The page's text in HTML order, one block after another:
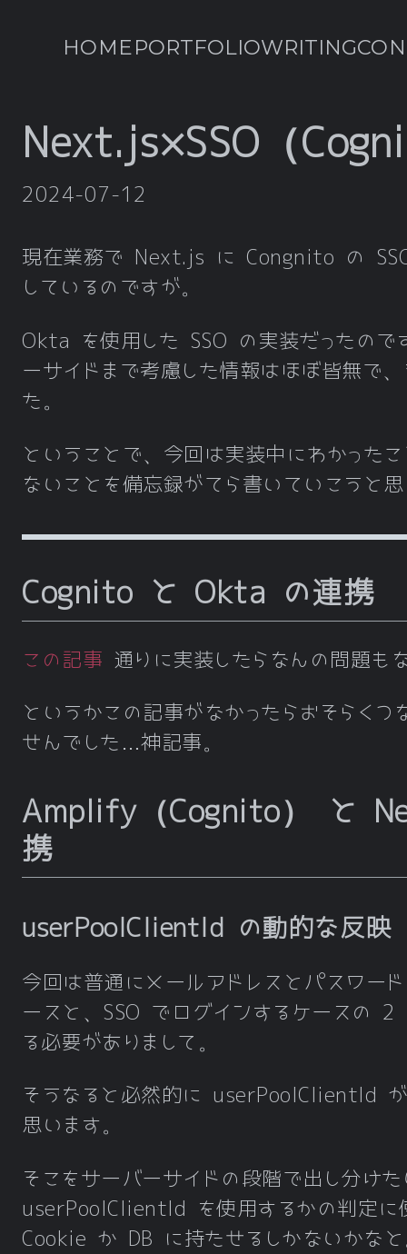
HOMEPORTFOLIOWRITING
Next.js×SSO（
2024-07-12
現在業務で Next.js に Congnito の
しているのですが。
Okta を使用した SSO の実装だったので
ーサイドまで考慮した情報はほぼ皆無で、
た。
ということで、今回は実装中にわかった
ないことを備忘録がてら書いていこうと
Cognito と Okta の連携
この記事 通りに実装したらなんの問題も
というかこの記事がなかったらおそらくつ
せんでした…神記事。
Amplify（Cognito） と
携
userPoolClientId の動的な反映
今回は普通にメールアドレスとパスワー
ースと、SSO でログインするケースの
る必要がありまして。
そうなると必然的に userPoolClientId
思います。
そこをサーバーサイドの段階で出し分け
userPoolClientId を使用するかの判定に
Cookie か DB に持たせるしかないかな